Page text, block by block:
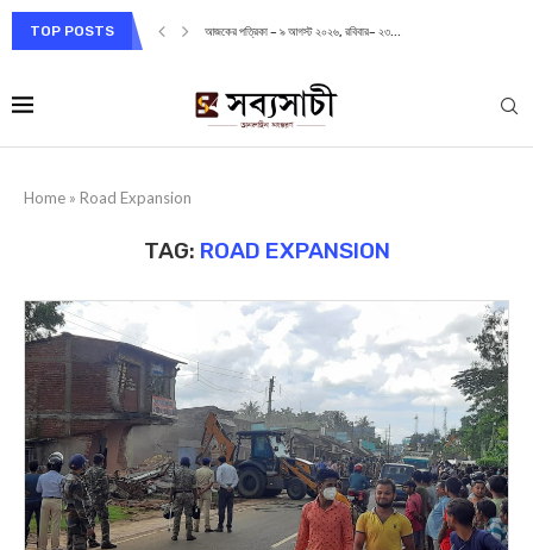
TOP POSTS আজকের পত্রিকা – ৯ আগস্ট ২০২৬, রবিবার– ২৩...
Home » Road Expansion
TAG: ROAD EXPANSION